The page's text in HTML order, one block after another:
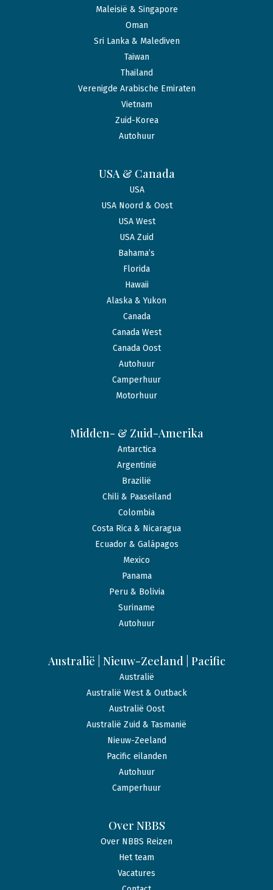
Maleisië & Singapore
Oman
Sri Lanka & Malediven
Taiwan
Thailand
Verenigde Arabische Emiraten
Vietnam
Zuid-Korea
Autohuur
USA & Canada
USA
USA Noord & Oost
USA West
USA Zuid
Bahama’s
Florida
Hawaii
Alaska & Yukon
Canada
Canada West
Canada Oost
Autohuur
Camperhuur
Motorhuur
Midden- & Zuid-Amerika
Antarctica
Argentinië
Brazilië
Chili & Paaseiland
Colombia
Costa Rica & Nicaragua
Ecuador & Galápagos
Mexico
Panama
Peru & Bolivia
Suriname
Autohuur
Australië | Nieuw-Zeeland | Pacific
Australië
Australië West & Outback
Australië Oost
Australië Zuid & Tasmanië
Nieuw-Zeeland
Pacific eilanden
Autohuur
Camperhuur
Over NBBS
Over NBBS Reizen
Het team
Vacatures